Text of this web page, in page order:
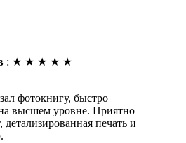
: ★ ★ ★ ★ ★
фотокнигу, быстро
высшем уровне. Приятно
детализированная печать и